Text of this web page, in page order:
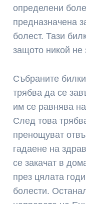
определени
предназначена
болест. Тази
защото никой не
Събраните
трябва да се
им се равнява
След това
пренощуват
гадаене на
се закачат в
през цялата
болести.